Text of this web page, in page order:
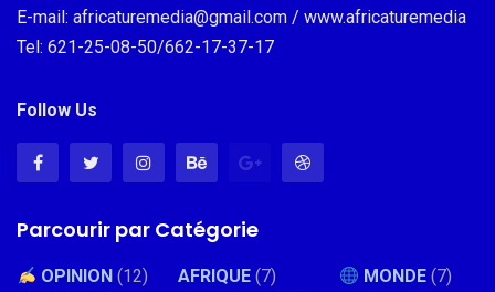
E-mail: africaturemedia@gmail.com / www.africaturemedia
Tel: 621-25-08-50/662-17-37-17
Follow Us
Parcourir par Catégorie
OPINION (12) AFRIQUE (7) MONDE (7)